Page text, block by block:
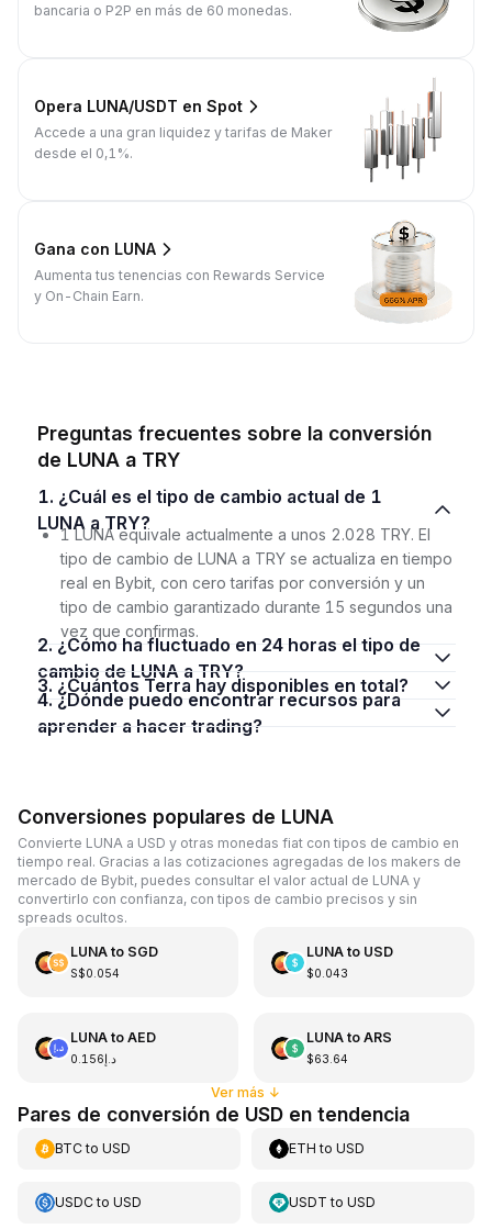
bancaria o P2P en más de 60 monedas.
Opera LUNA/USDT en Spot
Accede a una gran liquidez y tarifas de Maker
desde el 0,1%.
Gana con LUNA
Aumenta tus tenencias con Rewards Service
y On-Chain Earn.
Preguntas frecuentes sobre la conversión
de LUNA a TRY
1. ¿Cuál es el tipo de cambio actual de 1
LUNA a TRY?
1 LUNA equivale actualmente a unos 2.028 TRY. El
tipo de cambio de LUNA a TRY se actualiza en tiempo
real en Bybit, con cero tarifas por conversión y un
tipo de cambio garantizado durante 15 segundos una
vez que confirmas.
2. ¿Cómo ha fluctuado en 24 horas el tipo de
cambio de LUNA a TRY?
3. ¿Cuántos Terra hay disponibles en total?
4. ¿Dónde puedo encontrar recursos para
aprender a hacer trading?
Conversiones populares de LUNA
Convierte LUNA a USD y otras monedas fiat con tipos de cambio en
tiempo real. Gracias a las cotizaciones agregadas de los makers de
mercado de Bybit, puedes consultar el valor actual de LUNA y
convertirlo con confianza, con tipos de cambio precisos y sin
spreads ocultos.
LUNAto SGD
S$0.054
LUNAto USD
$0.043
LUNAto AED
د.إ0.156
LUNAto ARS
$63.64
Ver más ↓
Pares de conversión de USD en tendencia
BTCto USD ETH toUSD
USDCto USD USDT toUSD